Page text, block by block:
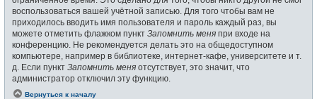
воспользоваться вашей учётной записью. Для того чтобы вам не
приходилось вводить имя пользователя и пароль каждый раз, вы
можете отметить флажком пункт Запомнить меня при входе на
конференцию. Не рекомендуется делать это на общедоступном
компьютере, например в библиотеке, интернет-кафе, университете и т.
д. Если пункт Запомнить меня отсутствует, это значит, что
администратор отключил эту функцию.
Вернуться к началу